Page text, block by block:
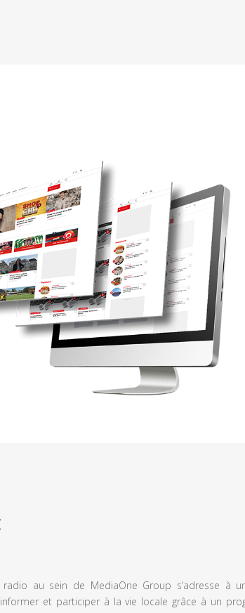
au sein de MediaOne Group s’adresse à
et participer à la vie locale grâce à un